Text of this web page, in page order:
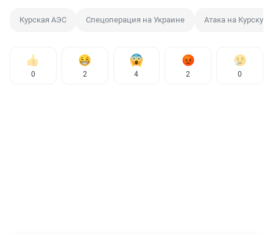
Курская АЭС Спецоперация на Украине Атака на Курскую
0 2 4 2 0